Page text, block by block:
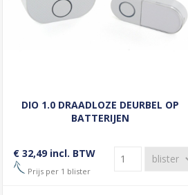
DIO 1.0 DRAADLOZE DEURBEL OP
BATTERIJEN
€ 32,49 incl. BTW
Prijs per 1 blister